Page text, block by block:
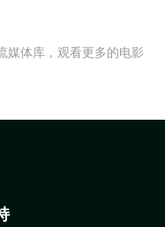
媒体库，观看更多的电影